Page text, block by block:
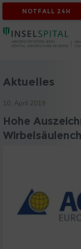
NOTFALL 24H
Aktuelles
10. April 2019
Hohe